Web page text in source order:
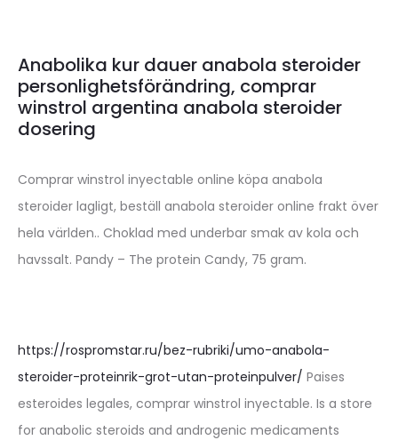
Anabolika kur dauer anabola steroider
personlighetsförändring, comprar
winstrol argentina anabola steroider
dosering
Comprar winstrol inyectable online köpa anabola
steroider lagligt, beställ anabola steroider online frakt över
hela världen.. Choklad med underbar smak av kola och
havssalt. Pandy – The protein Candy, 75 gram.
https://rospromstar.ru/bez-rubriki/umo-anabola-
steroider-proteinrik-grot-utan-proteinpulver/ Paises
esteroides legales, comprar winstrol inyectable. Is a store
for anabolic steroids and androgenic medicaments